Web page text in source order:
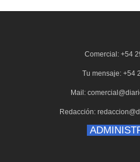
Comercial: +54
Tu mensaje: +54
Mail:
Redacción: